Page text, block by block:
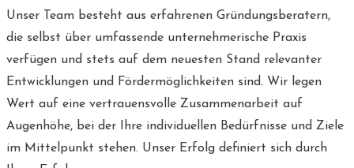
Unser Team besteht aus erfahrenen Gründungsberatern,
die selbst über umfassende unternehmerische Praxis
verfügen und stets auf dem neuesten Stand relevanter
Entwicklungen und Fördermöglichkeiten sind. Wir legen
Wert auf eine vertrauensvolle Zusammenarbeit auf
Augenhöhe, bei der Ihre individuellen Bedürfnisse und Ziele
im Mittelpunkt stehen. Unser Erfolg definiert sich durch